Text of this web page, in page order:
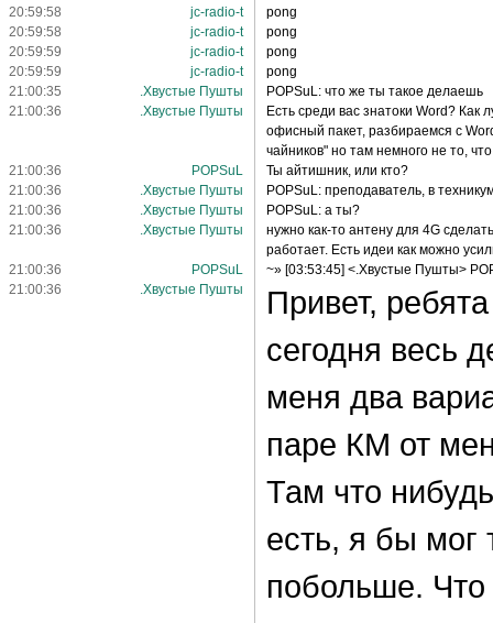
20:59:58
jc-radio-t
pong
20:59:58
jc-radio-t
pong
20:59:59
jc-radio-t
pong
20:59:59
jc-radio-t
pong
21:00:35
.Хвустые Пушты
POPSuL: что же ты такое делаешь
21:00:36
.Хвустые Пушты
Есть среди вас знатоки Word?
офисный пакет, разбираемся с
чайников" но там немного не то,
21:00:36
POPSuL
Ты айтишник, или кто?
21:00:36
.Хвустые Пушты
POPSuL: преподаватель, в
21:00:36
.Хвустые Пушты
POPSuL: а ты?
21:00:36
.Хвустые Пушты
нужно как-то антену для 4G
работает. Есть идеи как можно
21:00:36
POPSuL
~» [03:53:45] <.Хвустые Пушты>
21:00:36
.Хвустые Пушты
Привет,
сегодня весь
меня два
паре КМ от
Там что
есть, я бы мог
побольше.